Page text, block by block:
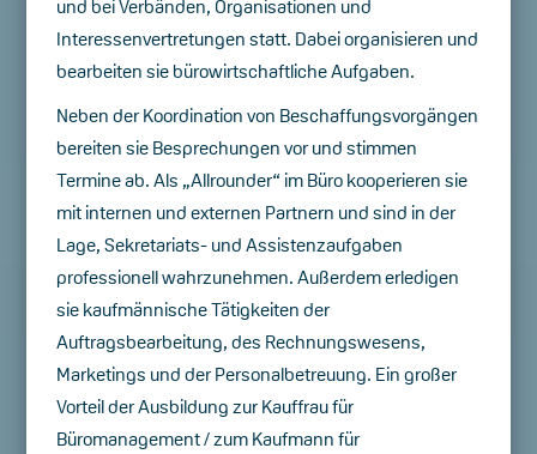
und bei Verbänden, Organisationen und
Interessenvertretungen statt. Dabei organisieren und
bearbeiten sie bürowirtschaftliche Aufgaben.
Neben der Koordination von Beschaffungsvorgängen
bereiten sie Besprechungen vor und stimmen
Termine ab. Als „Allrounder“ im Büro kooperieren sie
mit internen und externen Partnern und sind in der
Lage, Sekretariats- und Assistenzaufgaben
professionell wahrzunehmen. Außerdem erledigen
sie kaufmännische Tätigkeiten der
Auftragsbearbeitung, des Rechnungswesens,
Marketings und der Personalbetreuung. Ein großer
Vorteil der Ausbildung zur Kauffrau für
Büromanagement / zum Kaufmann für